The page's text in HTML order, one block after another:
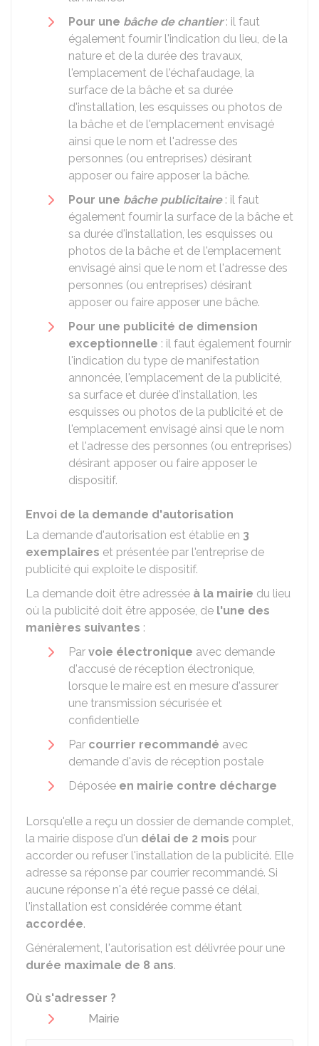
Pour une bâche de chantier: il faut
également fournir l'indication du lieu, de la
nature et de la durée des travaux,
l'emplacement de l'échafaudage, la
surface de la bâche et sa durée
d'installation, les esquisses ou photos de
la bâche et de l'emplacement envisagé
ainsi que le nom et l'adresse des
personnes (ou entreprises) désirant
apposer ou faire apposer la bâche.
Pour une bâche publicitaire: il faut
également fournir la surface de la bâche et
sa durée d'installation, les esquisses ou
photos de la bâche et de l'emplacement
envisagé ainsi que le nom et l'adresse des
personnes (ou entreprises) désirant
apposer ou faire apposer une bâche.
Pour une publicité de dimension
exceptionnelle : il faut également fournir
l'indication du type de manifestation
annoncée, l'emplacement de la publicité,
sa surface et durée d'installation, les
esquisses ou photos de la publicité et de
l'emplacement envisagé ainsi que le nom
et l'adresse des personnes (ou entreprises)
désirant apposer ou faire apposer le
dispositif.
Envoi de la demande d'autorisation
La demande d'autorisation est établie en 3
exemplaires et présentée par l'entreprise de
publicité qui exploite le dispositif.
La demande doit être adressée à la mairie du lieu
où la publicité doit être apposée, de l'une des
manières suivantes :
Par voie électronique avec demande
d'accusé de réception électronique,
lorsque le maire est en mesure d'assurer
une transmission sécurisée et
confidentielle
Par courrier recommandé avec
demande d'avis de réception postale
Déposée en mairie contre décharge
Lorsqu'elle a reçu un dossier de demande complet,
la mairie dispose d'un délai de 2 mois pour
accorder ou refuser l'installation de la publicité. Elle
adresse sa réponse par courrier recommandé. Si
aucune réponse n'a été reçue passé ce délai,
l'installation est considérée comme étant
accordée.
Généralement, l'autorisation est délivrée pour une
durée maximale de 8 ans.
Où s'adresser ?
Mairie